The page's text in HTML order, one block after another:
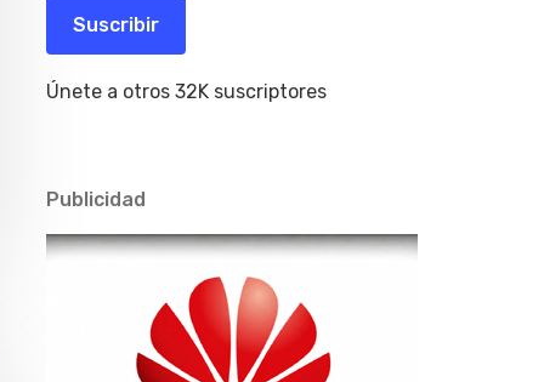
electrónico
Suscribir
Únete a otros 32K suscriptores
Publicidad